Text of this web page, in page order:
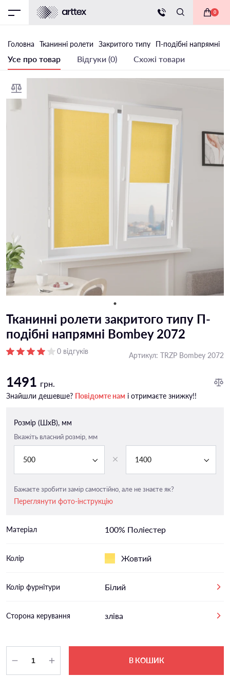
0
Головна Тканинні ролети Закритого типу П-подібні напрямні
Усе про товар Відгуки (0) Схожі товари
Тканинні ролети закритого типу П-
подiбні напрямні Bombey 2072
0 відгуків Артикул: TRZP Bombey 2072
1491 грн.
Знайшли дешевше? Повідомте нам і отримаєте знижку!!
Розмір (ШxВ), мм
Вкажіть власний розмір, мм
500 1400
Бажаєте зробити замір самостійно, але не знаєте як?
Переглянути фото-інструкцію
Матеріал 100% Поліестер
Колір Жовтий
Колір фурнітури Білий
Сторона керування зліва
В КОШИК